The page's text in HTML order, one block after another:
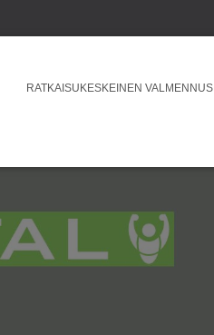
RATKAISUKESKEINEN VALMENNUS